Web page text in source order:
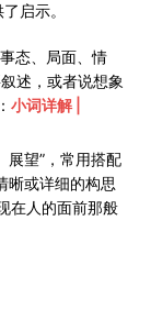
启示。
态、局面、情
述，或者说想象
小词详解 |
展望”，常用搭配
晰或详细的构思
在人的面前那般